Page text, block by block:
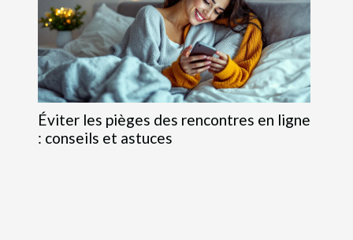
Éviter les pièges des rencontres en ligne
: conseils et astuces